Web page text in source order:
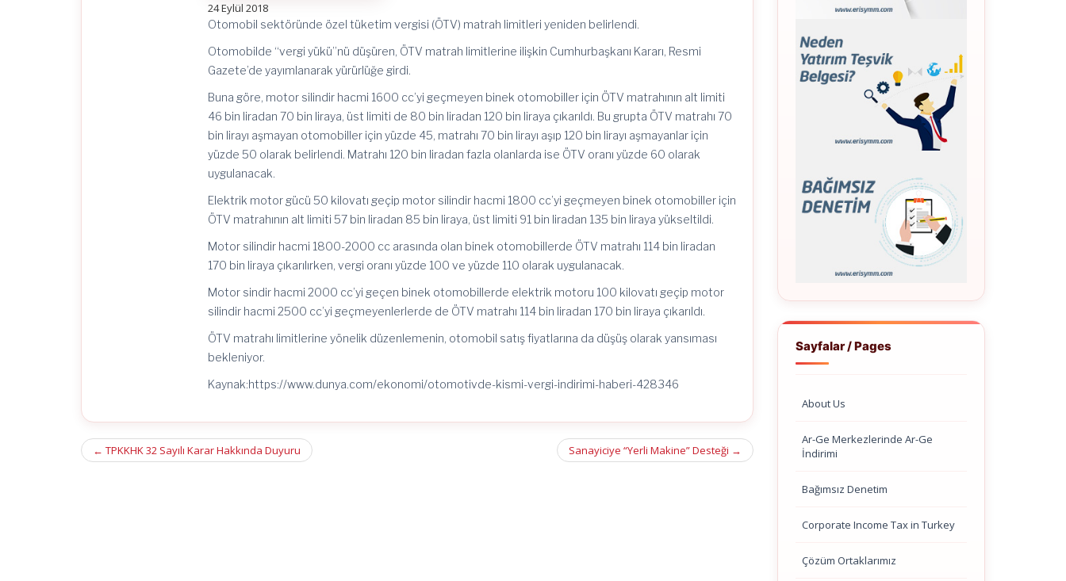
24 Eylül 2018
Otomobil sektöründe özel tüketim vergisi (ÖTV) matrah limitleri yeniden belirlendi.
Otomobilde “vergi yükü”nü düşüren, ÖTV matrah limitlerine ilişkin Cumhurbaşkanı Kararı, Resmi
Gazete’de yayımlanarak yürürlüğe girdi.
Buna göre, motor silindir hacmi 1600 cc’yi geçmeyen binek otomobiller için ÖTV matrahının alt limiti
46 bin liradan 70 bin liraya, üst limiti de 80 bin liradan 120 bin liraya çıkarıldı. Bu grupta ÖTV matrahı 70
bin lirayı aşmayan otomobiller için yüzde 45, matrahı 70 bin lirayı aşıp 120 bin lirayı aşmayanlar için
yüzde 50 olarak belirlendi. Matrahı 120 bin liradan fazla olanlarda ise ÖTV oranı yüzde 60 olarak
uygulanacak.
Elektrik motor gücü 50 kilovatı geçip motor silindir hacmi 1800 cc’yi geçmeyen binek otomobiller için
ÖTV matrahının alt limiti 57 bin liradan 85 bin liraya, üst limiti 91 bin liradan 135 bin liraya yükseltildi.
Motor silindir hacmi 1800-2000 cc arasında olan binek otomobillerde ÖTV matrahı 114 bin liradan
170 bin liraya çıkarılırken, vergi oranı yüzde 100 ve yüzde 110 olarak uygulanacak.
Motor sindir hacmi 2000 cc’yi geçen binek otomobillerde elektrik motoru 100 kilovatı geçip motor
silindir hacmi 2500 cc’yi geçmeyenlerlerde de ÖTV matrahı 114 bin liradan 170 bin liraya çıkarıldı.
ÖTV matrahı limitlerine yönelik düzenlemenin, otomobil satış fiyatlarına da düşüş olarak yansıması
bekleniyor.
Kaynak:https://www.dunya.com/ekonomi/otomotivde-kismi-vergi-indirimi-haberi-428346
Post
← TPKKHK 32 Sayılı Karar Hakkında Duyuru Sanayiciye “Yerli Makine” Desteği →
Sayfalar / Pages
About Us
Ar-Ge Merkezlerinde Ar-Ge
İndirimi
Bağımsız Denetim
Corporate Income Tax in Turkey
Çözüm Ortaklarımız